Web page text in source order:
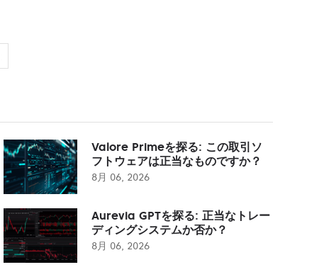
Valore Primeを探る: この取引ソ
フトウェアは正当なものですか？
8月 06, 2026
Aurevia GPTを探る: 正当なトレー
ディングシステムか否か？
8月 06, 2026